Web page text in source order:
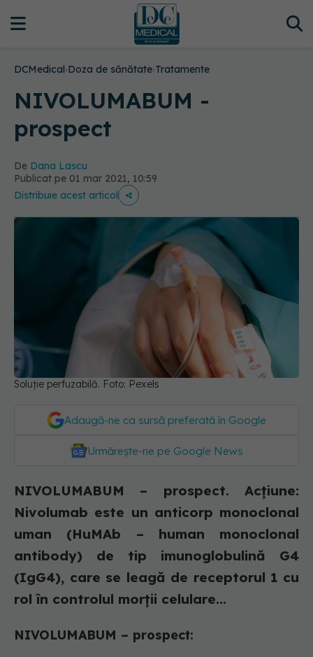
DCMedical›Doza de sănătate›Tratamente
NIVOLUMABUM -
prospect
De Dana Lascu
Publicat pe 01 mar 2021, 10:59
Distribuie acest articol
Soluție perfuzabilă. Foto: Pexels
Adaugă-ne ca sursă preferată în Google
Urmărește-ne pe Google News
NIVOLUMABUM – prospect. Acțiune:
Nivolumab este un anticorp monoclonal
uman (HuMAb – human monoclonal
antibody) de tip imunoglobulină G4
(IgG4), care se leagă de receptorul 1 cu
rol în controlul morții celulare...
NIVOLUMABUM – prospect: